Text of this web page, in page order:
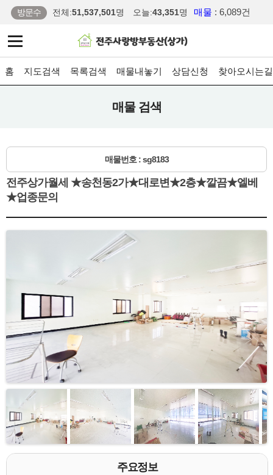
방문수 전체:51,537,501명 오늘:43,351명 매물 : 6,089건
홈 지도검색 목록검색 매물내놓기 상담신청 찾아오시는길
매물 검색
매물번호 : sg8183
전주상가월세 ★송천동2가★대로변★2층★깔끔★엘베
★업종문의
주요정보